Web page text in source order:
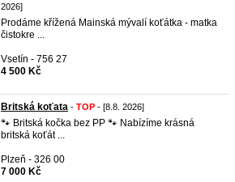
2026]
Prodáme křížená Mainská mývalí koťátka - matka
čistokre ...
Vsetín - 756 27
4 500 Kč
Britská koťata - TOP - [8.8. 2026]
🐾 Britská kočka bez PP 🐾 Nabízíme krásná
britská koťát ...
Plzeň - 326 00
7 000 Kč